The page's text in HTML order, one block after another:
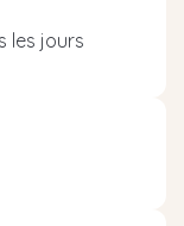
les jours